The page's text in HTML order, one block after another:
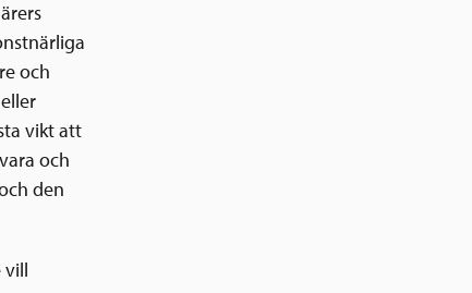
och
vikt att
och
den
vill